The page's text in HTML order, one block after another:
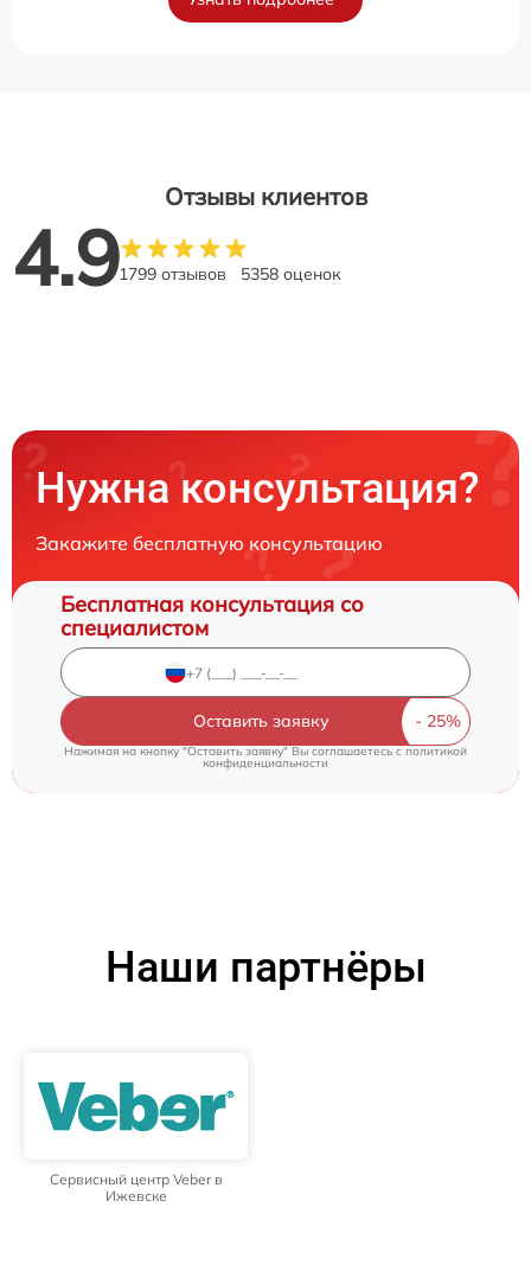
Отзывы клиентов
4.91799 отзывов 5358 оценок
Нужна консультация?
Закажите бесплатную консультацию
Бесплатная консультация со
специалистом
Оставить заявку
Нажимая на кнопку "Оставить заявку" Вы соглашаетесь c политикой
конфиденциальности
Наши партнёры
Сервисный центр Veber в
Ижевске